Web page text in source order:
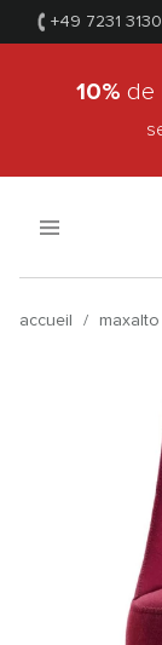
+49 7231
10% de
accueil / maxalto